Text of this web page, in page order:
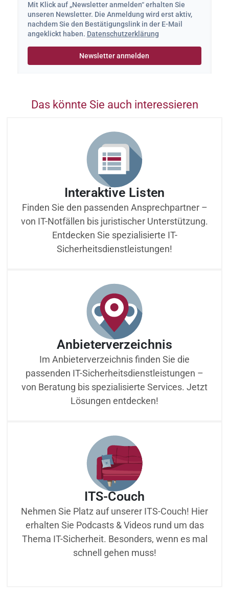
Mit Klick auf „Newsletter anmelden“ erhalten Sie
unseren Newsletter. Die Anmeldung wird erst aktiv,
nachdem Sie den Bestätigungslink in der E-Mail
angeklickt haben. Datenschutzerklärung
Das könnte Sie auch interessieren
Interaktive Listen
Finden Sie den passenden Ansprechpartner –
von IT-Notfällen bis juristischer Unterstützung.
Entdecken Sie spezialisierte IT-
Sicherheitsdienstleistungen!
Anbieterverzeichnis
Im Anbieterverzeichnis finden Sie die
passenden IT-Sicherheitsdienstleistungen –
von Beratung bis spezialisierte Services. Jetzt
Lösungen entdecken!
ITS-Couch
Nehmen Sie Platz auf unserer ITS-Couch! Hier
erhalten Sie Podcasts & Videos rund um das
Thema IT-Sicherheit. Besonders, wenn es mal
schnell gehen muss!